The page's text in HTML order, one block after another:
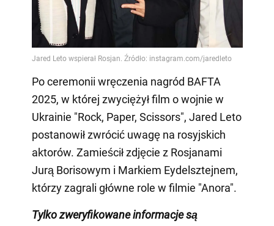
Po ceremonii wręczenia nagród BAFTA
2025, w której zwyciężył film o wojnie w
Ukrainie "Rock, Paper, Scissors", Jared Leto
postanowił zwrócić uwagę na rosyjskich
aktorów. Zamieścił zdjęcie z Rosjanami
Jurą Borisowym i Markiem Eydelsztejnem,
którzy zagrali główne role w filmie "Anora".
Tylko zweryfikowane informacje są